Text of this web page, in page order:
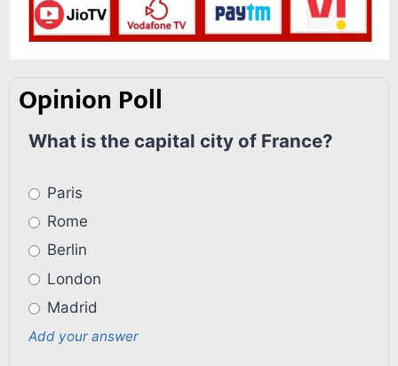
Opinion Poll
What is the capital city of France?
Paris
Rome
Berlin
London
Madrid
Add your answer